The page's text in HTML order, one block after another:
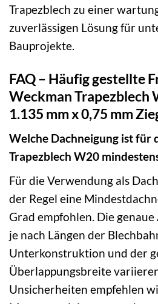
Trapezblech zu einer
zuverlässigen Lösung für
Bauprojekte.
FAQ – Häufig gestellte
Weckman Trapezblech
1.135 mm x 0,75 mm
Welche Dachneigung ist für
Trapezblech W20
Für die Verwendung als
der Regel eine
Grad empfohlen. Die
je nach Längen der
Unterkonstruktion und der
Überlappungsbreite
Unsicherheiten empfehlen